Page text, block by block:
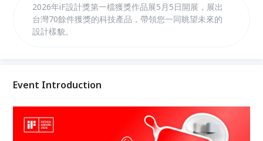
2026年iF設計獎第一檔獲獎作品展5月5日開展，展出
台灣70餘件獲獎的科技產品，帶領您一同眺望未來的
設計樣貌。
Event Introduction